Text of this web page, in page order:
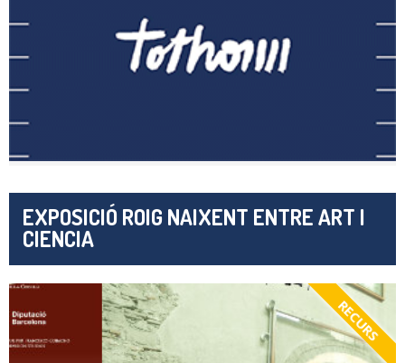
EXPOSICIÓ ROIG NAIXENT ENTRE ART I
CIENCIA
RECURS